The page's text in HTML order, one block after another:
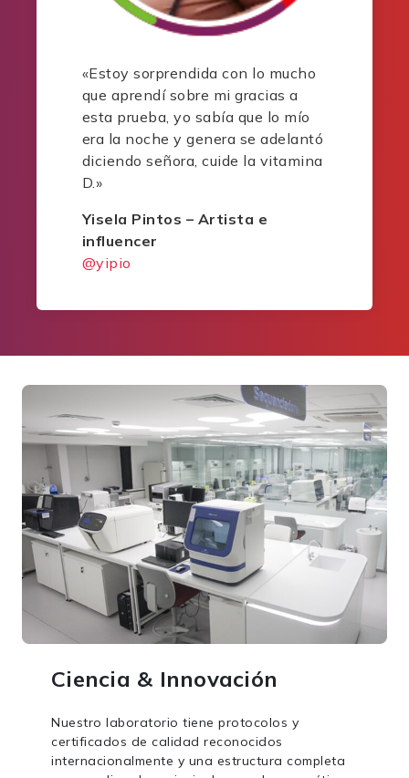
«Estoy sorprendida con lo mucho
que aprendí sobre mi gracias a
esta prueba, yo sabía que lo mío
era la noche y genera se adelantó
diciendo señora, cuide la vitamina
D.»
Yisela Pintos – Artista e
influencer
@yipio
Ciencia & Innovación
Nuestro laboratorio tiene protocolos y
certificados de calidad reconocidos
internacionalmente y una estructura completa